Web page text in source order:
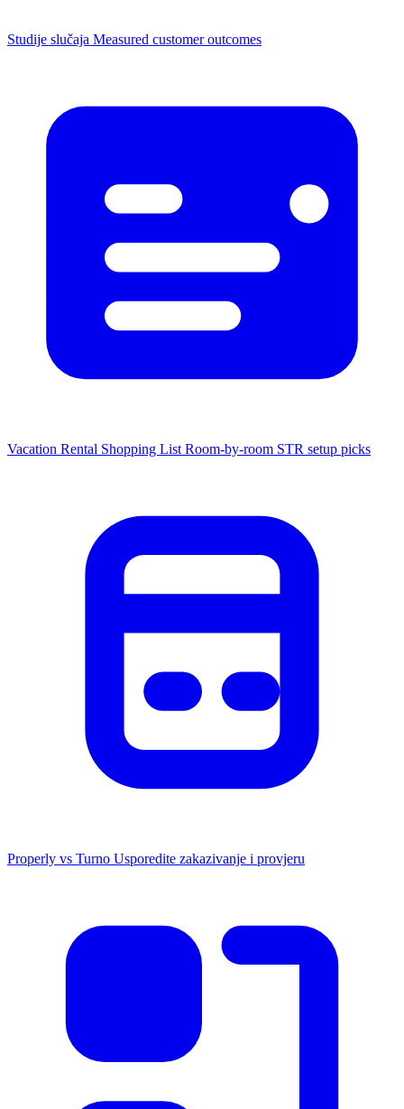
Studije slučaja Measured customer outcomes
Vacation Rental Shopping List Room-by-room STR setup picks
Properly vs Turno Usporedite zakazivanje i provjeru